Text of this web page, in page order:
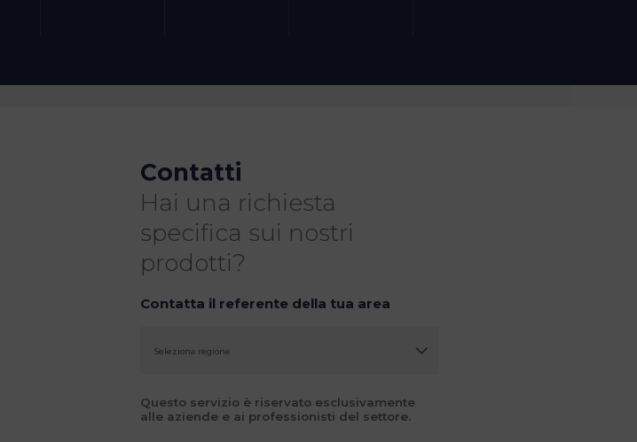
Contatti
Hai una richiesta
specifica sui nostri
prodotti?
Contatta il referente della tua area
Questo servizio è riservato esclusivamente
alle aziende e ai professionisti del settore.